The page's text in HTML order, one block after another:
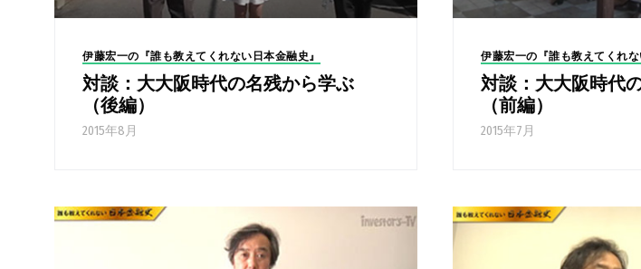
伊藤宏一の『誰も教えてくれない日本金融史』
対談：大大阪時代の名残から学ぶ
（後編）
2015年8月
伊藤宏一の『誰も教えてくれな
対談：大大阪時代
（前編）
2015年7月